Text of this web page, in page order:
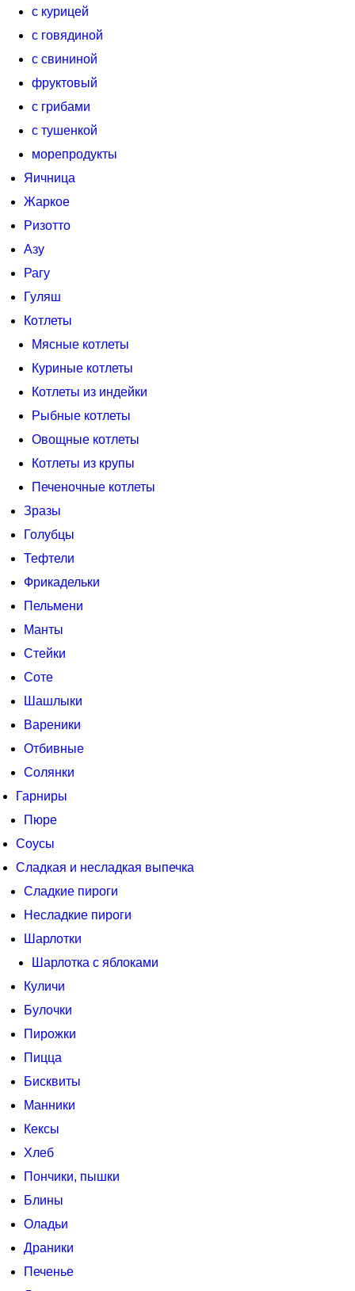
с курицей
с говядиной
с свининой
фруктовый
с грибами
с тушенкой
морепродукты
Яичница
Жаркое
Ризотто
Азу
Рагу
Гуляш
Котлеты
Мясные котлеты
Куриные котлеты
Котлеты из индейки
Рыбные котлеты
Овощные котлеты
Котлеты из крупы
Печеночные котлеты
Зразы
Голубцы
Тефтели
Фрикадельки
Пельмени
Манты
Стейки
Соте
Шашлыки
Вареники
Отбивные
Солянки
Гарниры
Пюре
Соусы
Сладкая и несладкая выпечка
Сладкие пироги
Несладкие пироги
Шарлотки
Шарлотка с яблоками
Куличи
Булочки
Пирожки
Пицца
Бисквиты
Манники
Кексы
Хлеб
Пончики, пышки
Блины
Оладьи
Драники
Печенье